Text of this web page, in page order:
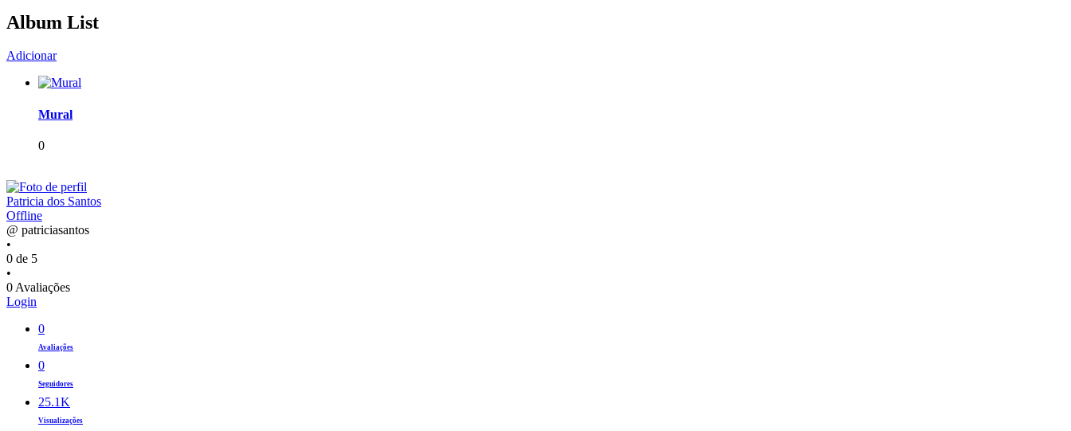
Album List
Adicionar
Mural
0
Patricia dos Santos
Offline
@ patriciasantos
•
0 de 5
•
0 Avaliações
Login
0
Avaliações
0
Seguidores
25.1K
Visualizações